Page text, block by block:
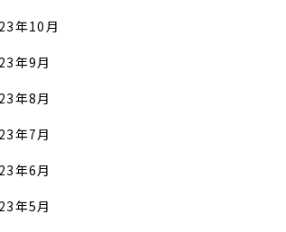
年10月
年9月
年8月
年7月
年6月
年5月